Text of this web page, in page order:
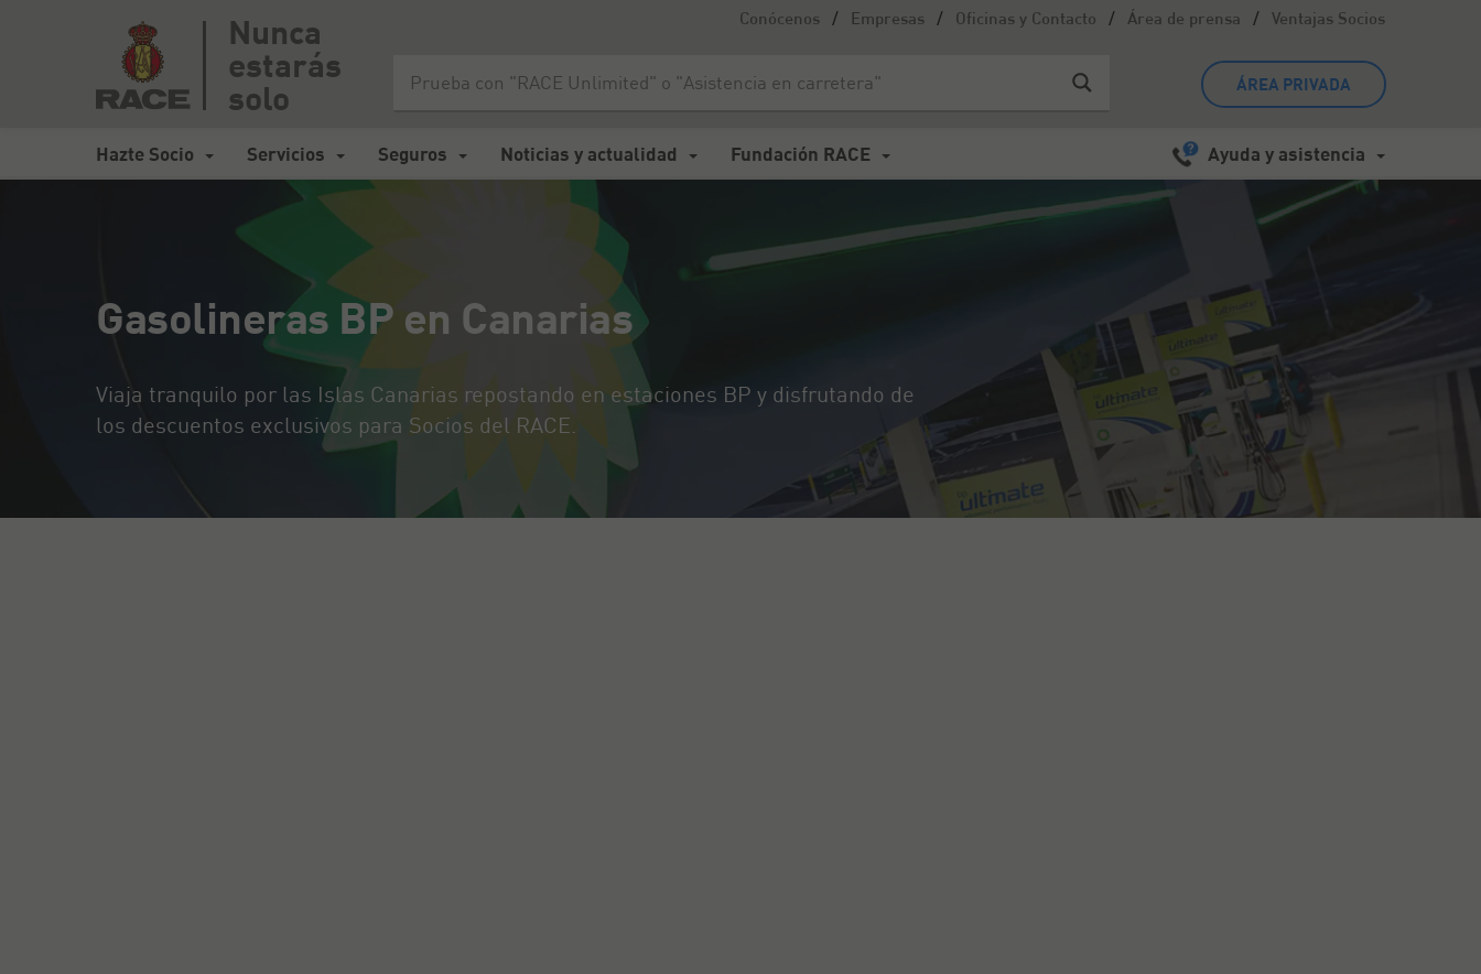
Conócenos / Empresas / Oficinas y Contacto / Área de prensa / Ventajas Socios
Nunca
estarás
solo
ÁREA PRIVADA
Hazte Socio Servicios Seguros Noticias y actualidad Fundación RACE Ayuda y asistencia
Inicio>Mapa de carreteras España >Gasolineras BP en Canarias
Gasolineras BP en Canarias
Viaja tranquilo por las Islas Canarias repostando en estaciones BP y disfrutando de
los descuentos exclusivos para Socios del RACE.